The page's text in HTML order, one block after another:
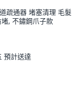
疏通器 堵塞清理 毛髮
, 不鏽鋼爪子款
預計送達